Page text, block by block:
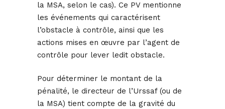
la MSA, selon le cas). Ce PV mentionne
les événements qui caractérisent
l’obstacle à contrôle, ainsi que les
actions mises en œuvre par l’agent de
contrôle pour lever ledit obstacle.
Pour déterminer le montant de la
pénalité, le directeur de l’Urssaf (ou de
la MSA) tient compte de la gravité du